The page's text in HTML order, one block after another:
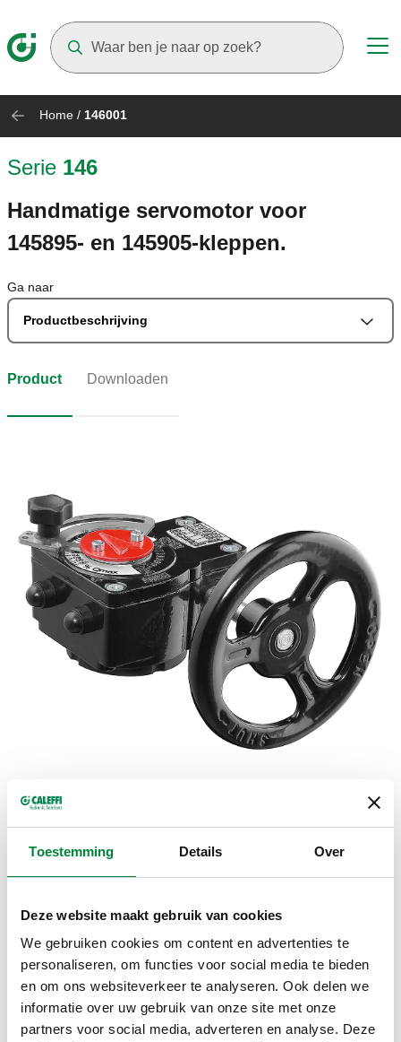
Toestemming Details Over
Deze website maakt gebruik van cookies
We gebruiken cookies om content en advertenties te
personaliseren, om functies voor social media te bieden
en om ons websiteverkeer te analyseren. Ook delen we
informatie over uw gebruik van onze site met onze
partners voor social media, adverteren en analyse. Deze
Home / 146001
Serie 146
Handmatige servomotor voor
145895- en 145905-kleppen.
Ga naar
Productbeschrijving
Product Downloaden
Delen
PRODUCTBESCHRIJVING